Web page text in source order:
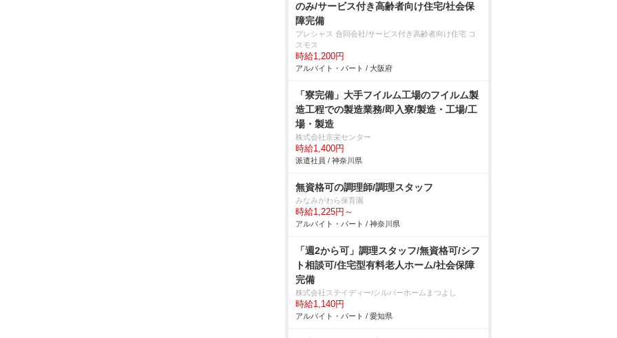
のみ/サービス付き高齢者向け住宅/社会保
障完備
プレシャス 合同会社/サービス付き高齢者向け住宅 コ
スモス
時給1,200円
アルバイト・パート / 大阪府
「寮完備」大手フイルム工場のフイルム製
造工程での製造業務/即入寮/製造・工場/工
場・製造
株式会社京栄センター
時給1,400円
派遣社員 / 神奈川県
無資格可の調理師/調理スタッフ
みなみがわら保育園
時給1,225円～
アルバイト・パート / 神奈川県
「週2から可」調理スタッフ/無資格可/シフ
ト相談可/住宅型有料老人ホーム/社会保障
完備
株式会社ステイディー/シルバーホームまつよし
時給1,140円
アルバイト・パート / 愛知県